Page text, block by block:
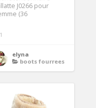
J0266 pour
(36
1
elyna
boots fourrees